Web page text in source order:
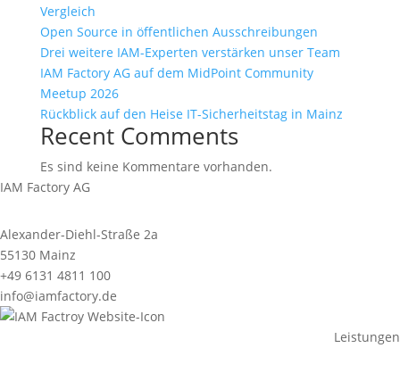
Vergleich
Open Source in öffentlichen Ausschreibungen
Drei weitere IAM-Experten verstärken unser Team
IAM Factory AG auf dem MidPoint Community
Meetup 2026
Rückblick auf den Heise IT-Sicherheitstag in Mainz
Recent Comments
Es sind keine Kommentare vorhanden.
IAM Factory AG
Alexander-Diehl-Straße 2a
55130 Mainz
+49 6131 4811 100
info@iamfactory.de
Leistungen